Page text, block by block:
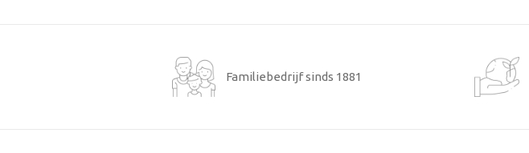
Familiebedrijf sinds 1881